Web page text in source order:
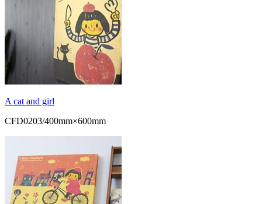
A cat and girl
CFD0203/400mm×600mm